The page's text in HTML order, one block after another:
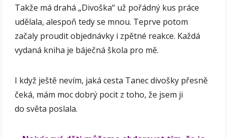
Takže má drahá „Divoška“ už pořádný kus práce
udělala, alespoň tedy se mnou. Teprve potom
začaly proudit objednávky i zpětné reakce. Každá
vydaná kniha je báječná škola pro mě.
I když ještě nevím, jaká cesta Tanec divošky přesně
čeká, mám moc dobrý pocit z toho, že jsem ji
do světa poslala.